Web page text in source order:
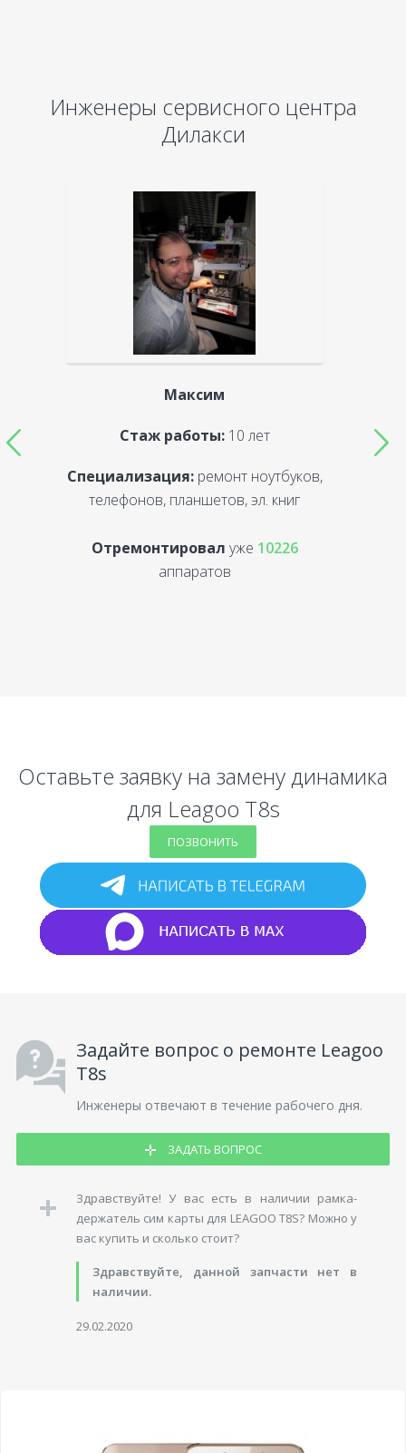
Инженеры сервисного центра
Дилакси
Максим
Стаж работы:10 лет
Специализация:ремонт ноутбуков,
телефонов, планшетов, эл. книг
Отремонтировал уже 10226
аппаратов
Оставьте заявку на замену динамика
для Leagoo T8s
ПОЗВОНИТЬ
Задайте вопрос о ремонте Leagoo
T8s
Инженеры отвечают в течение рабочего дня.
ЗАДАТЬ ВОПРОС
Здравствуйте! У вас есть в наличии рамка-
держатель сим карты для LEAGOO T8S? Можно у
вас купить и сколько стоит?
Здравствуйте, данной запчасти нет в
наличии.
29.02.2020